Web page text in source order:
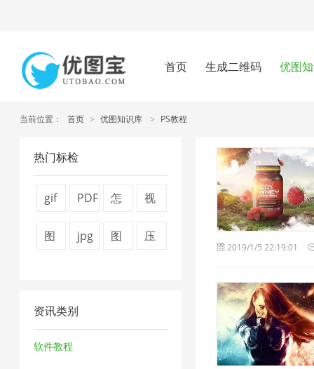
首页 生成二维码 优图
当前位置： 首页 > 优图知识库 > PS教程
热门标检
gif
缩
2
PDF
缩
1
怎
片
视
图
缩
7
jpg
1
图
压
资讯类别
软件教程
2019/1/5 22:19:01